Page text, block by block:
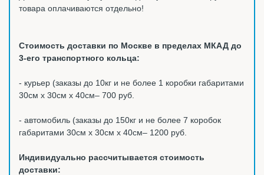
товара оплачиваются отдельно!
Стоимость доставки по Москве в пределах МКАД до
3-его транспортного кольца:
- курьер (заказы до 10кг и не более 1 коробки габаритами
30см х 30см х 40см– 700 руб.
- автомобиль (заказы до 150кг и не более 7 коробок
габаритами 30см х 30см х 40см– 1200 руб.
Индивидуально рассчитывается стоимость
доставки: